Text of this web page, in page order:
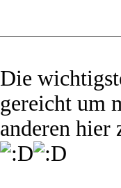
Die
gereicht um
anderen hier